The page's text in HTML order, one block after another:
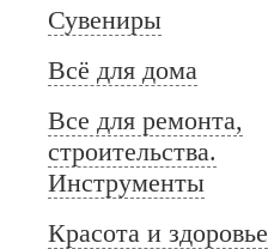
Сувениры
Всё для дома
Все для ремонта,
строительства.
Инструменты
Красота и здоровье